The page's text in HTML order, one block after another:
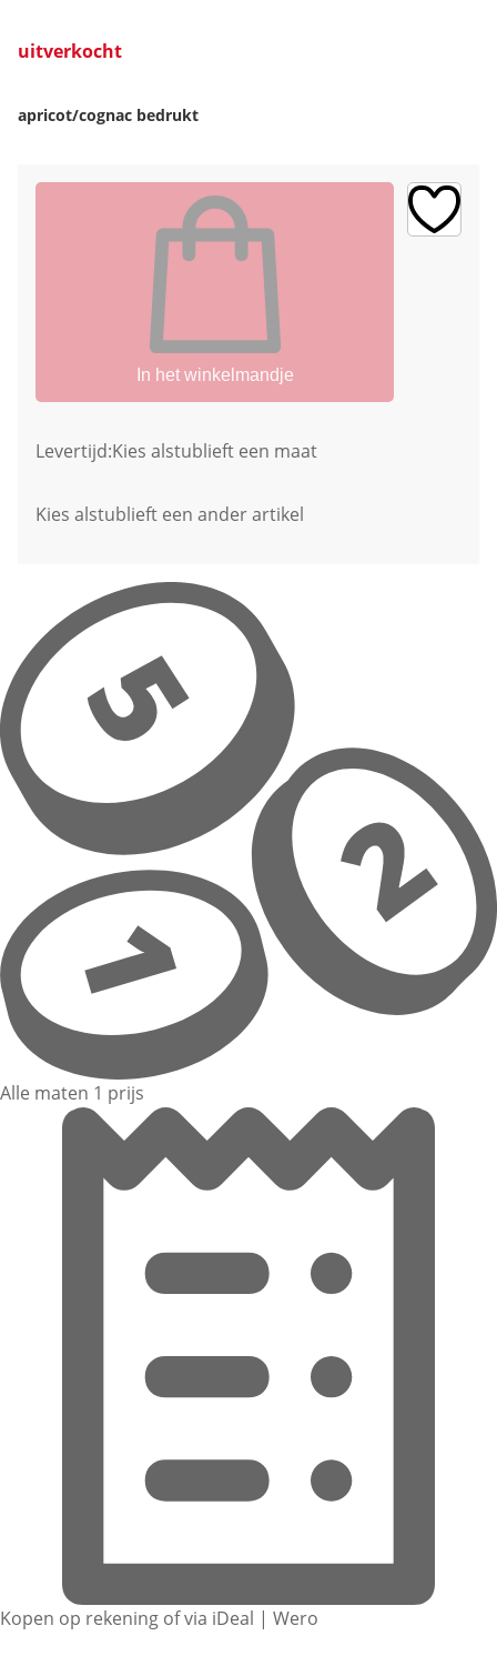
uitverkocht
apricot/cognac bedrukt
In het winkelmandje
Levertijd:Kies alstublieft een maat
Kies alstublieft een ander artikel
Alle maten 1 prijs
Kopen op rekening of via iDeal | Wero